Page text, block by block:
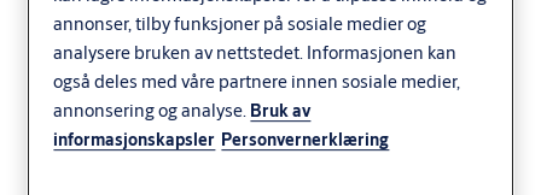
Access Control CLIQ
annonser, tilby funksjoner på sosiale medier og
analysere bruken av nettstedet. Informasjonen kan
også deles med våre partnere innen sosiale medier,
annonsering og analyse. Bruk av
informasjonskapsler Personvernerklæring